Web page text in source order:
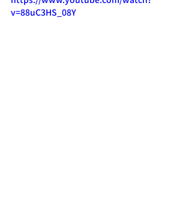
v=88uC3HS_08Y